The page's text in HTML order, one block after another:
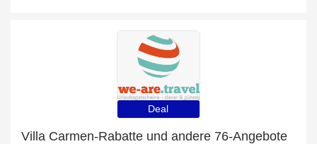
Deal
Villa Carmen-Rabatte und andere 76-Angebote